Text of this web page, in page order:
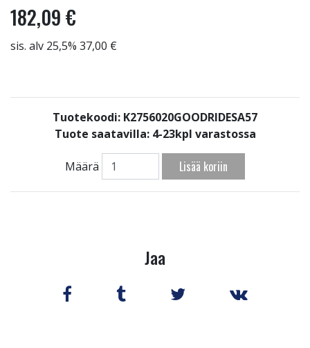
182,09 €
sis. alv 25,5% 37,00 €
Tuotekoodi: K2756020GOODRIDESA57
Tuote saatavilla: 4-23kpl varastossa
Määrä Lisää koriin
Jaa